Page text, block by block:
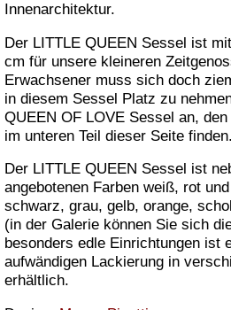
Innenarchitektur.
Der LITTLE QUEEN Sessel ist
cm für unsere kleineren
Erwachsener muss sich doch
in diesem Sessel Platz zu
QUEEN OF LOVE Sessel an,
im unteren Teil dieser Seite finden.
Der LITTLE QUEEN Sessel ist
angebotenen Farben weiß, rot
schwarz, grau, gelb, orange,
(in der Galerie können Sie sich
besonders edle Einrichtungen ist
aufwändigen Lackierung in
erhältlich.